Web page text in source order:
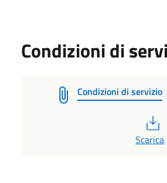
Condizioni di
Condizioni di servizio
Scarica